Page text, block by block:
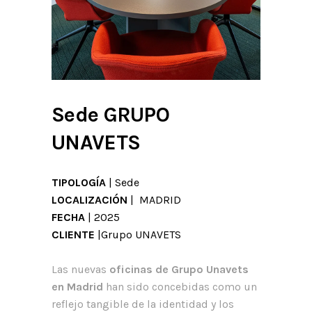
Sede GRUPO
UNAVETS
TIPOLOGÍA | Sede
LOCALIZACIÓN | MADRID
FECHA | 2025
CLIENTE |Grupo UNAVETS
Las nuevas oficinas de Grupo Unavets
en Madrid han sido concebidas como un
reflejo tangible de la identidad y los